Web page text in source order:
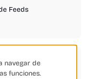
Feeds
navegar de
funciones.